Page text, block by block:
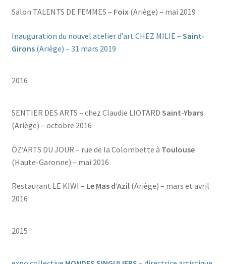
Salon TALENTS DE FEMMES – Foix(Ariège) – mai 2019
Inauguration du nouvel atelier d’art CHEZ MILIE – Saint-
Girons(Ariège) – 31 mars 2019
2016
SENTIER DES ARTS – chez Claudie LIOTARD Saint-Ybars
(Ariège) – octobre 2016
ÔZ’ARTS DU JOUR – rue de la Colombette à Toulouse
(Haute-Garonne) – mai 2016
Restaurant LE KIWI – Le Mas d’Azil(Ariège) – mars et avril
2016
2015